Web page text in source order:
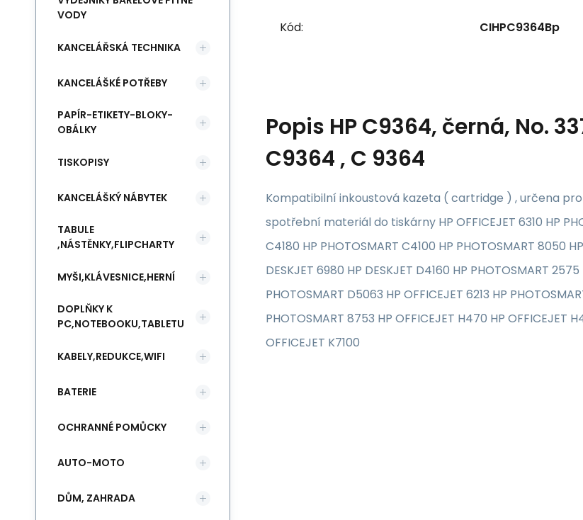
Kód: CIHPC9364Bp
Popis HP C9364, černá, No.
C9364 , C 9364
Kompatibilní inkoustová kazeta ( cartridge ) , určena
spotřební materiál do tiskárny HP OFFICEJET 6310 HP
C4180 HP PHOTOSMART C4100 HP PHOTOSMART 8050
DESKJET 6980 HP DESKJET D4160 HP PHOTOSMART
PHOTOSMART D5063 HP OFFICEJET 6213 HP
PHOTOSMART 8753 HP OFFICEJET H470 HP OFFICEJET
OFFICEJET K7100
VODY
KANCELÁŘSKÁ TECHNIKA
KANCELÁŠKÉ POTŘEBY
PAPÍR-ETIKETY-BLOKY-
OBÁLKY
TISKOPISY
KANCELÁŠKÝ NÁBYTEK
TABULE
,NÁSTĚNKY,FLIPCHARTY
MYŠI,KLÁVESNICE,HERNÍ
DOPLŇKY K
PC,NOTEBOOKU,TABLETU
KABELY,REDUKCE,WIFI
BATERIE
OCHRANNÉ POMŮCKY
AUTO-MOTO
DŮM, ZAHRADA